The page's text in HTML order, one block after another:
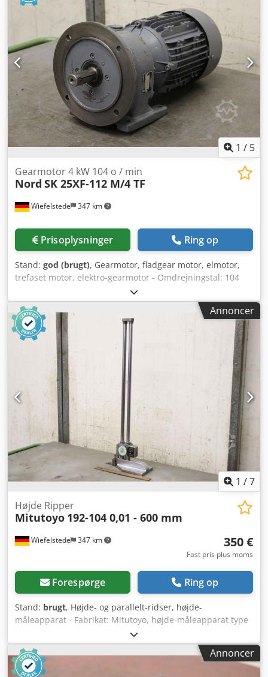
1 / 5
Wiefelstede 347 km
Gearmotor 4 kW 104 o / min
Nord SK 25XF-112 M/4 TF
Prisoplysninger Ring op
Stand: god (brugt), Gearmotor, fladgear motor, elmotor,
trefaset motor, elektro-gearmotor - Omdrejningstal: 104
o/min - Effekt: 4 kW - Motortype: SK 112M/4 - Byggeform:
B3/B5 Crjdpod S Spasfx Ak Tof - Aksel: Ø 30 x 70 mm -
Beskyttelsesklasse: IP 55 - Dimensioner: 550/285/H260 mm
- Vægt: 49 kg
Annoncer
1 /7
Wiefelstede 347 km
Højde Ripper
Mitutoyo 192-104 0,01 - 600 mm
350 €
Fast pris plus moms
Forespørge Ring op
Stand: brugt, Højde- og parallelt-ridser, højde-
måleapparat - Fabrikat: Mitutoyo, højde-måleapparat type
192-104 - Maks. arbejdshøjde: 600 mm - Måleur:
Målenøjagtighed 0,01 mm - Analog visning: Dobbelt
tælleværk Crsdpfxjk Nfpgo Ak Tjf - Dimensioner:
275/120/H795 mm - Vægt: 8,7 kg
Annoncer